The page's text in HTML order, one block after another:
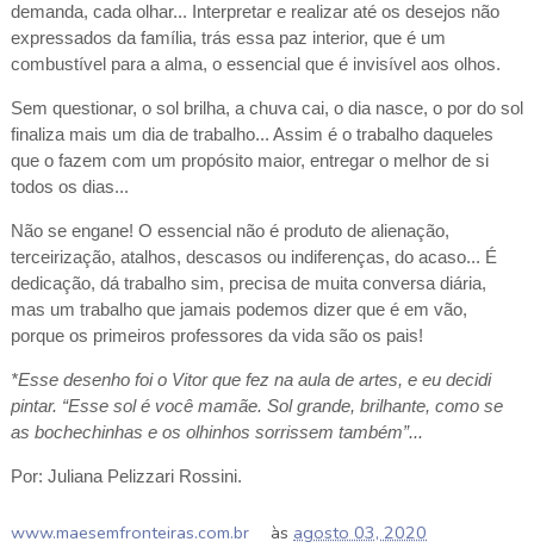
demanda, cada olhar... Interpretar e realizar até os desejos não
expressados da família, trás essa paz interior, que é um
combustível para a alma, o essencial que é invisível aos olhos.
Sem questionar, o sol brilha, a chuva cai, o dia nasce, o por do sol
finaliza mais um dia de trabalho... Assim é o trabalho daqueles
que o fazem com um propósito maior, entregar o melhor de si
todos os dias...
Não se engane! O essencial não é produto de alienação,
terceirização, atalhos, descasos ou indiferenças, do acaso... É
dedicação, dá trabalho sim, precisa de muita conversa diária,
mas um trabalho que jamais podemos dizer que é em vão,
porque os primeiros professores da vida são os pais!
*Esse desenho foi o Vitor que fez na aula de artes, e eu decidi
pintar. “Esse sol é você mamãe. Sol grande, brilhante, como se
as bochechinhas e os olhinhos sorrissem também”...
Por: Juliana Pelizzari Rossini.
www.maesemfronteiras.com.br às agosto 03, 2020